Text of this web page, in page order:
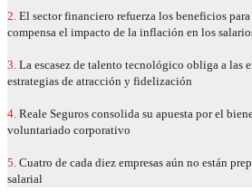
2. El sector financiero refuerza los beneficios
compensa el impacto de la inflación en los
3. La escasez de talento tecnológico obliga a las
estrategias de atracción y fidelización
4. Reale Seguros consolida su apuesta por el
voluntariado corporativo
5. Cuatro de cada diez empresas aún no están
salarial